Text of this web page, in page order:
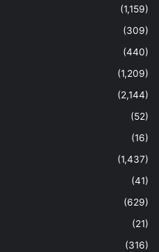
(1,159)
(309)
(440)
(1,209)
(2,144)
(52)
(16)
(1,437)
(41)
(629)
(21)
(316)